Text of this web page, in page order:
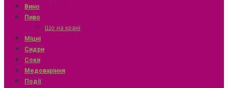
Вино
Пиво
Що на крані
Міцні
Сидри
Соки
Медоваріння
Події